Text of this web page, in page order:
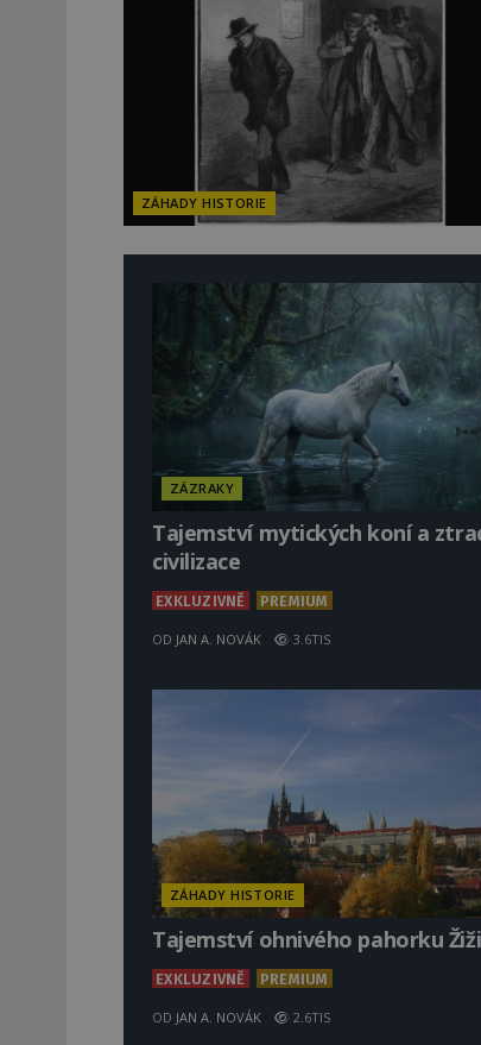
ZÁHADY HISTORIE
ZÁZRAKY
Tajemství mytických koní a
civilizace
EXKLUZIVNĚ PREMIUM
OD JAN A. NOVÁK 3.6TIS
ZÁHADY HISTORIE
Tajemství ohnivého pahorku Žiži
EXKLUZIVNĚ PREMIUM
OD JAN A. NOVÁK 2.6TIS